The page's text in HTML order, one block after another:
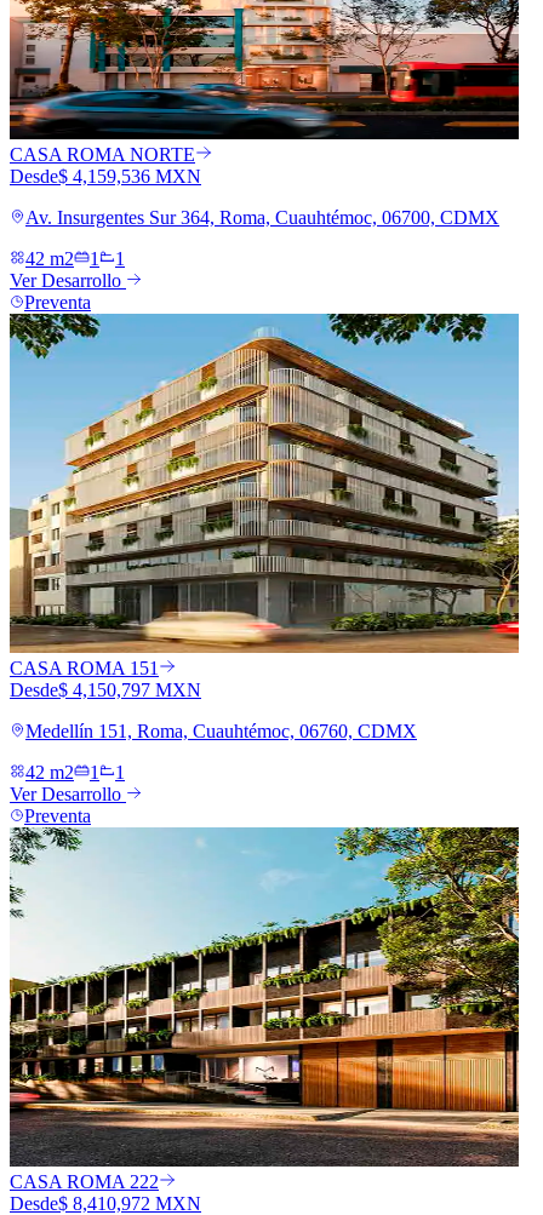
CASA ROMA NORTE
Desde$ 4,159,536 MXN
Av. Insurgentes Sur 364, Roma, Cuauhtémoc, 06700, CDMX
42 m2
1
1
Ver Desarrollo
Preventa
CASA ROMA 151
Desde$ 4,150,797 MXN
Medellín 151, Roma, Cuauhtémoc, 06760, CDMX
42 m2
1
1
Ver Desarrollo
Preventa
CASA ROMA 222
Desde$ 8,410,972 MXN